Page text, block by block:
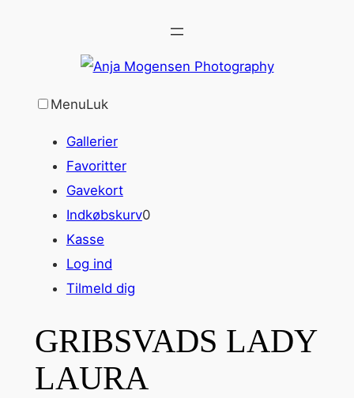
MenuLuk
Gallerier
Favoritter
Gavekort
Indkøbskurv0
Kasse
Log ind
Tilmeld dig
GRIBSVADS LADY
LAURA